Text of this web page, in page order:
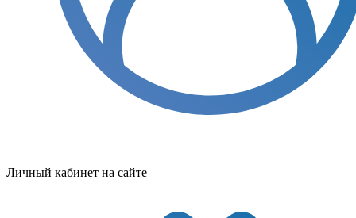
Личный кабинет на сайте